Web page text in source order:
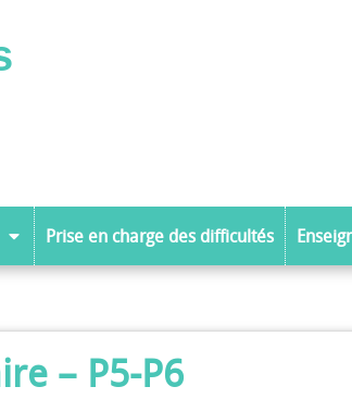
Prise en charge des difficultés
– P5-P6